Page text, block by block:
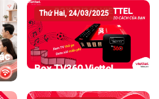
Thứ Hai, 24/03/2025
Box TV360 Viettel